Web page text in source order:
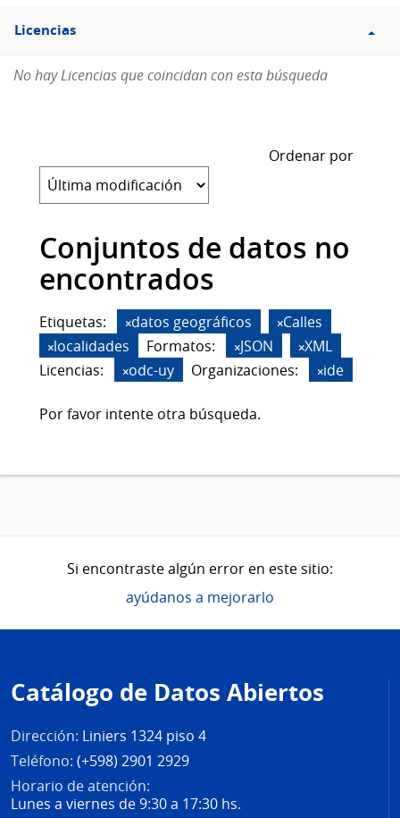
Filtro
Licencias
Licencias
No hay Licencias que coincidan con esta búsqueda
Ordenar por
Conjuntos de datos no
encontrados
Etiquetas: datos geográficos
Calles
localidades
Formatos: JSON
XML
Licencias:
odc-uy Organizaciones: ide
Por favor intente otra búsqueda.
Si encontraste algún error en este sitio:
ayúdanos a mejorarlo
de
página
Catálogo de Datos Abiertos
Dirección: Liniers 1324 piso 4
Teléfono: (+598) 2901 2929
Horario de atención:
Lunes a viernes de 9:30 a 17:30 hs.